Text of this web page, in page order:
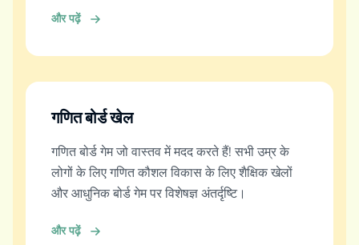
और पढ़ें
गणित बोर्ड खेल
गणित बोर्ड गेम जो वास्तव में मदद करते हैं! सभी उम्र के
लोगों के लिए गणित कौशल विकास के लिए शैक्षिक खेलों
और आधुनिक बोर्ड गेम पर विशेषज्ञ अंतर्दृष्टि।
और पढ़ें